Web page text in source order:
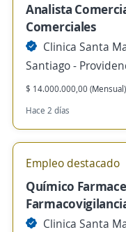
Analista
Comerciales
Clinica Santa
Santiago -
$ 14.000.000,00 (Mensual)
Hace 2 días
Empleo destacado
Químico
Clinica Santa